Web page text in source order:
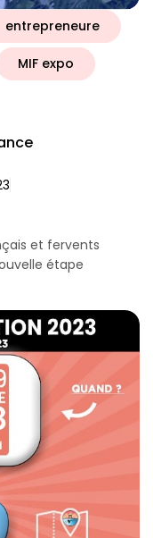
entrepreneure
MIF expo
et fervents
étape